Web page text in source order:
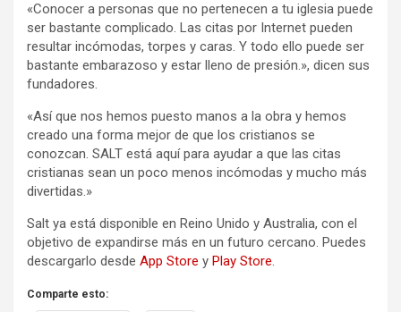
«Conocer a personas que no pertenecen a tu iglesia puede
ser bastante complicado. Las citas por Internet pueden
resultar incómodas, torpes y caras. Y todo ello puede ser
bastante embarazoso y estar lleno de presión.», dicen sus
fundadores.
«Así que nos hemos puesto manos a la obra y hemos
creado una forma mejor de que los cristianos se
conozcan. SALT está aquí para ayudar a que las citas
cristianas sean un poco menos incómodas y mucho más
divertidas.»
Salt ya está disponible en Reino Unido y Australia, con el
objetivo de expandirse más en un futuro cercano. Puedes
descargarlo desde App Store y Play Store.
Comparte esto: